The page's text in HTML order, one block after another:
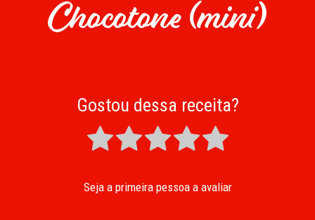
Chocotone (mini)
Gostou dessa receita?
Seja a primeira pessoa a avaliar